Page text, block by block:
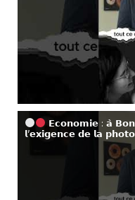
𝗘𝗰𝗼𝗻𝗼𝗺𝗶𝗲 : 𝗮̀
𝗹’𝗲𝘅𝗶𝗴𝗲𝗻𝗰𝗲 𝗱𝗲 𝗹𝗮